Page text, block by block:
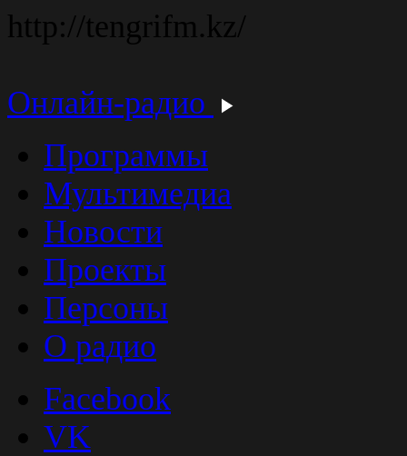
http://tengrifm.kz/
Онлайн-радио
Программы
Мультимедиа
Новости
Проекты
Персоны
О радио
Facebook
VK